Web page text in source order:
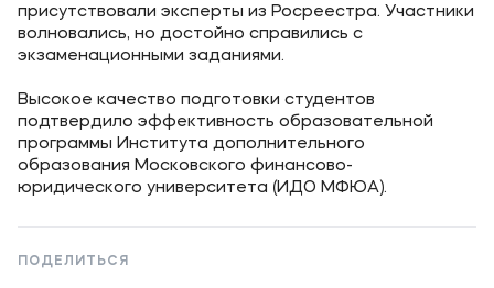
присутствовали эксперты из Росреестра. Участники
волновались, но достойно справились с
экзаменационными заданиями.
Высокое качество подготовки студентов
подтвердило эффективность образовательной
программы Института дополнительного
образования Московского финансово-
юридического университета (ИДО МФЮА).
ПОДЕЛИТЬСЯ